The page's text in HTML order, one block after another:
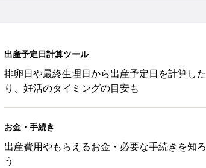
出産予定日計算ツール
排卵日や最終生理日から出産予定日を計算した
り、妊活のタイミングの目安も
お金・手続き
出産費用やもらえるお金・必要な手続きを知ろ
う